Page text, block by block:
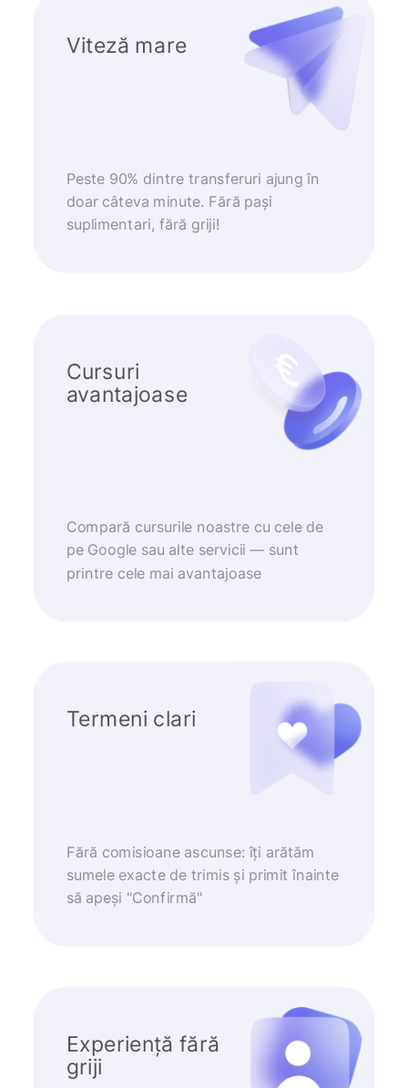
Viteză mare
Peste 90% dintre transferuri ajung în
doar câteva minute. Fără pași
suplimentari, fără griji!
Cursuri
avantajoase
Compară cursurile noastre cu cele de
pe Google sau alte servicii — sunt
printre cele mai avantajoase
Termeni clari
Fără comisioane ascunse: îți arătăm
sumele exacte de trimis și primit înainte
să apeși "Confirmă"
Experiență fără
griji